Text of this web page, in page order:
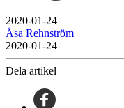
2020-01-24
Åsa Rehnström
2020-01-24
Dela artikel